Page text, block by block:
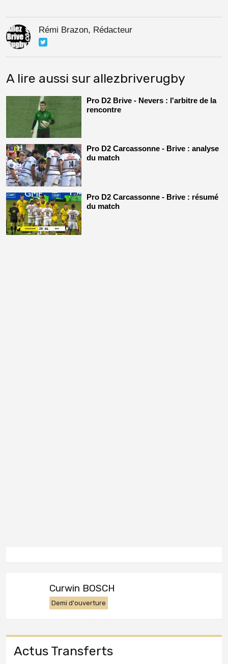
Rémi Brazon, Rédacteur
A lire aussi sur allezbriverugby
Pro D2 Brive - Nevers : l'arbitre de la
rencontre
Pro D2 Carcassonne - Brive : analyse
du match
Pro D2 Carcassonne - Brive : résumé
du match
Curwin BOSCH
Demi d'ouverture
Actus Transferts